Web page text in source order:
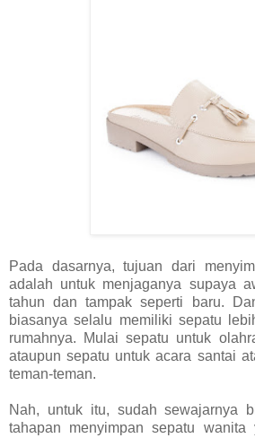
Pada dasarnya, tujuan dari
adalah untuk menjaganya supaya
tahun dan tampak seperti baru.
biasanya selalu memiliki sepatu
rumahnya. Mulai sepatu untuk
ataupun sepatu untuk acara santai
teman-teman.
Nah, untuk itu, sudah sewajarnya
tahapan menyimpan sepatu wanita